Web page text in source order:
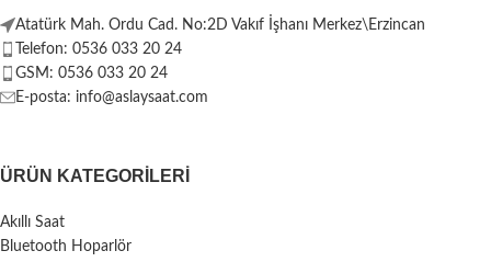
Atatürk Mah. Ordu Cad. No:2D Vakıf İşhanı Merkez\Erzincan
Telefon: 0536 033 20 24
GSM: 0536 033 20 24
E-posta: info@aslaysaat.com
ÜRÜN KATEGORILERI
Akıllı Saat
Bluetooth Hoparlör